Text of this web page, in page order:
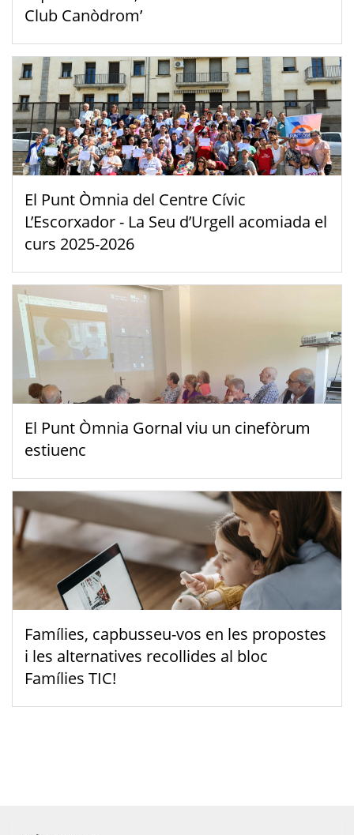
Club Canòdrom’
El Punt Òmnia del Centre Cívic
L’Escorxador - La Seu d’Urgell acomiada el
curs 2025-2026
El Punt Òmnia Gornal viu un cinefòrum
estiuenc
Famílies, capbusseu-vos en les propostes
i les alternatives recollides al bloc
Famílies TIC!